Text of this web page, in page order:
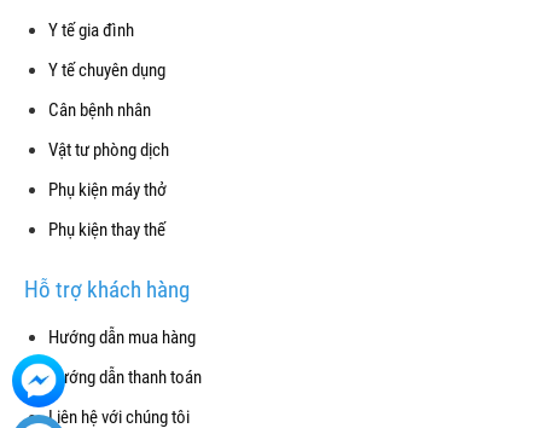
Y tế gia đình
Y tế chuyên dụng
Cân bệnh nhân
Vật tư phòng dịch
Phụ kiện máy thở
Phụ kiện thay thế
Hỗ trợ khách hàng
Hướng dẫn mua hàng
Hướng dẫn thanh toán
Liên hệ với chúng tôi